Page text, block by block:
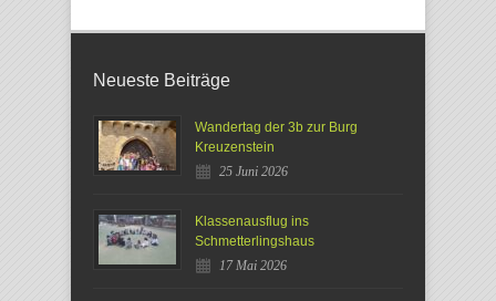
Neueste Beiträge
Wandertag der 3b zur Burg
Kreuzenstein
25 Juni 2026
Klassenausflug ins
Schmetterlingshaus
17 Mai 2026